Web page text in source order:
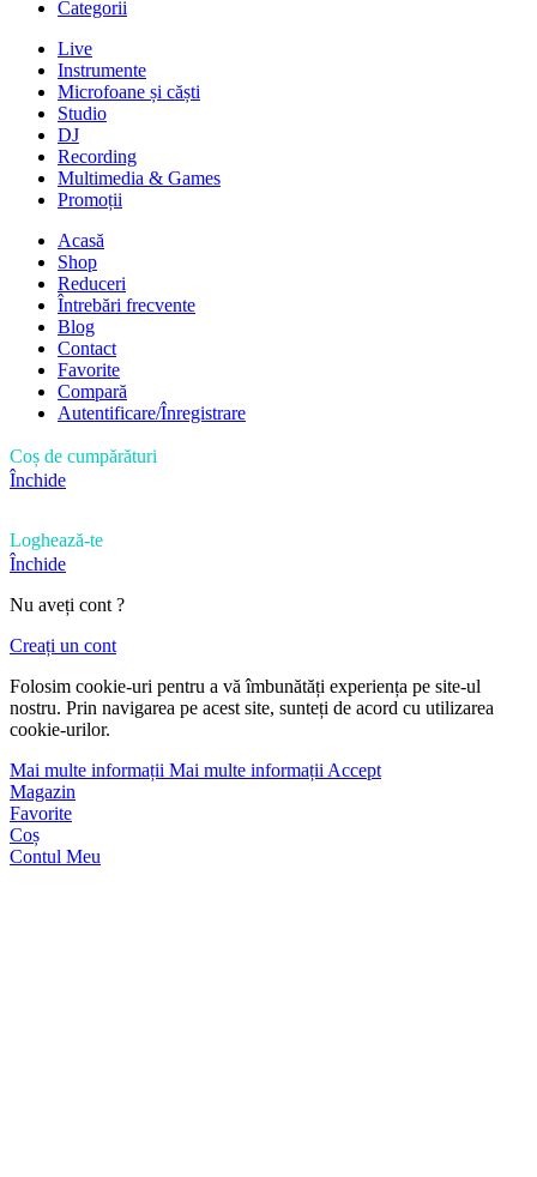
Categorii
Live
Instrumente
Microfoane și căști
Studio
DJ
Recording
Multimedia & Games
Promoții
Acasă
Shop
Reduceri
Întrebări frecvente
Blog
Contact
Favorite
Compară
Autentificare/Înregistrare
Coș de cumpărături
Închide
Loghează-te
Închide
Nu aveți cont ?
Creați un cont
Folosim cookie-uri pentru a vă îmbunătăți experiența pe site-ul
nostru. Prin navigarea pe acest site, sunteți de acord cu utilizarea
cookie-urilor.
Mai multe informații Mai multe informațiiAccept
Magazin
Favorite
Coș
Contul Meu